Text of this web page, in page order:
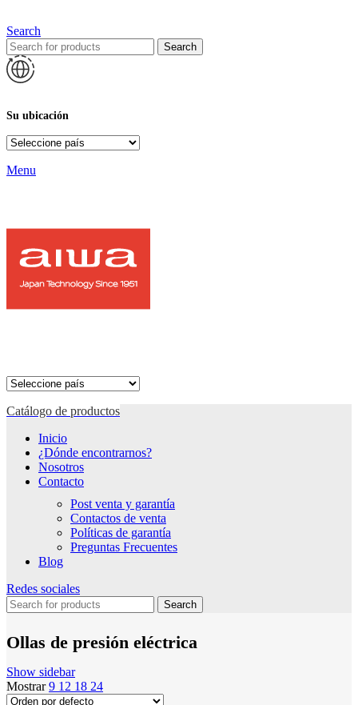
Search
Search
Su ubicación
Menu
Catálogo de productos
Inicio
¿Dónde encontrarnos?
Nosotros
Contacto
Post venta y garantía
Contactos de venta
Políticas de garantía
Preguntas Frecuentes
Blog
Redes sociales
Search
Ollas de presión eléctrica
Show sidebar
Mostrar9 12 18 24